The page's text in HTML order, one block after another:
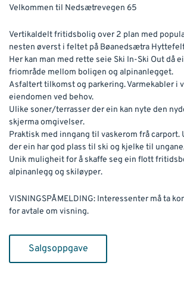
Velkommen til Nedsætrevegen 65
Vertikaldelt fritidsbolig over 2 plan med
nesten øverst i feltet på Bøanedsætra
Her kan man med rette seie Ski In-Ski Out då
friområde mellom boligen og alpinanlegget.
Asfaltert tilkomst og parkering. Varmekabler i
eiendomen ved behov.
Ulike soner/terrasser der ein kan nyte den
skjerma omgivelser.
Praktisk med inngang til vaskerom frå carport.
der ein har god plass til ski og kjelke til
Unik muligheit for å skaffe seg ein flott
alpinanlegg og skiløyper.
VISNINGSPÅMELDING: Interessenter må ta
for avtale om visning.
Salgsoppgave